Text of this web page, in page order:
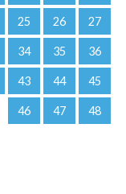
25 26 27
34 35 36
43 44 45
46 47 48